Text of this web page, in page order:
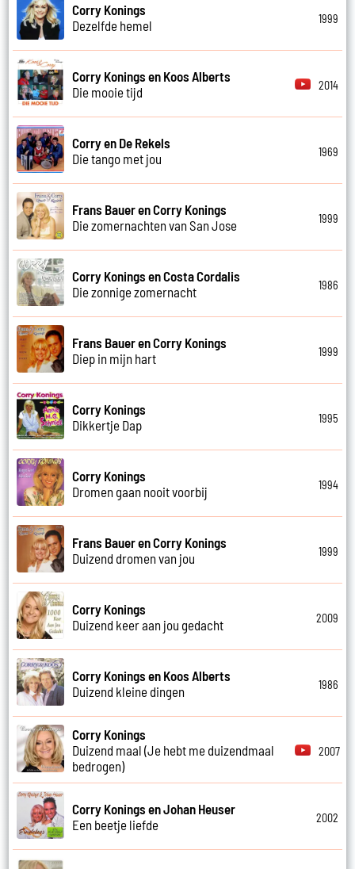
Corry Konings
Dezelfde hemel
1999
Corry Konings en Koos Alberts
Die mooie tijd
2014
Corry en De Rekels
Die tango met jou
1969
Frans Bauer en Corry Konings
Die zomernachten van San Jose
1999
Corry Konings en Costa Cordalis
Die zonnige zomernacht
1986
Frans Bauer en Corry Konings
Diep in mijn hart
1999
Corry Konings
Dikkertje Dap
1995
Corry Konings
Dromen gaan nooit voorbij
1994
Frans Bauer en Corry Konings
Duizend dromen van jou
1999
Corry Konings
Duizend keer aan jou gedacht
2009
Corry Konings en Koos Alberts
Duizend kleine dingen
1986
Corry Konings
Duizend maal (Je hebt me duizendmaal
bedrogen)
2007
Corry Konings en Johan Heuser
Een beetje liefde
2002